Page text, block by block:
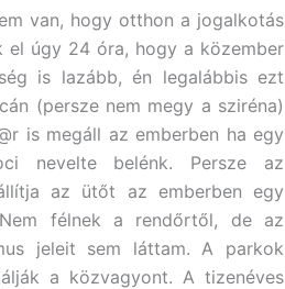
van, hogy otthon a jogalkotás
úgy 24 óra, hogy a közember
is lazább, én legalábbis ezt
(persze nem megy a sziréna)
is megáll az emberben ha egy
nevelte belénk. Persze az
az ütőt az emberben egy
félnek a rendőrtől, de az
jeleit sem láttam. A parkok
a közvagyont. A tizenéves